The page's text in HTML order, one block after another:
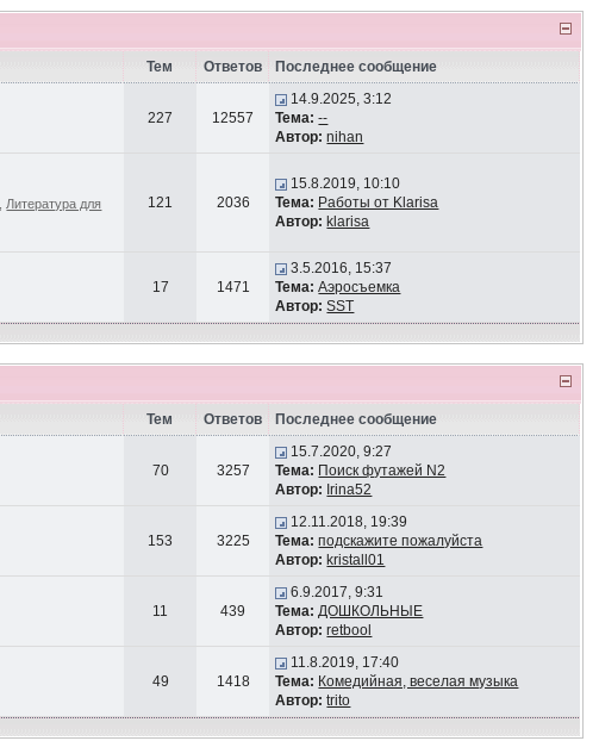
Тем Ответов Последнее сообщение
227 12557
14.9.2025, 3:12
Тема: --
Автор: nihan
Литература для
121 2036
15.8.2019, 10:10
Тема: Работы от Klarisa
Автор: klarisa
17 1471
3.5.2016, 15:37
Тема: Аэросъемка
Автор: SST
Тем Ответов Последнее сообщение
70 3257
15.7.2020, 9:27
Тема: Поиск футажей N2
Автор: Irina52
153 3225
12.11.2018, 19:39
Тема: подскажите пожалуйста
Автор: kristall01
11 439
6.9.2017, 9:31
Тема: ДОШКОЛЬНЫЕ
Автор: retbool
49 1418
11.8.2019, 17:40
Тема: Комедийная, веселая музыка
Автор: trito